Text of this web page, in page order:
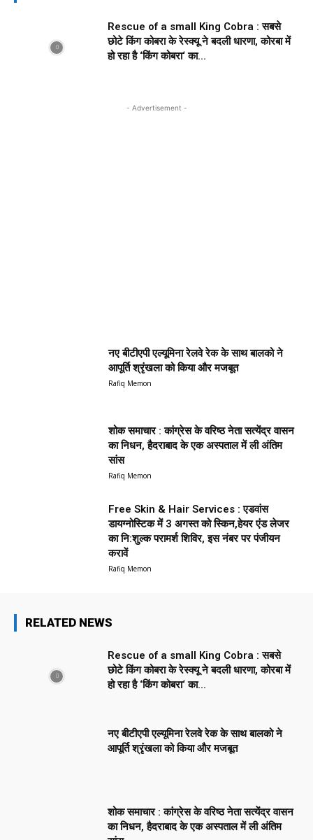
Rescue of a small King Cobra : सबसे
छोटे किंग कोबरा के रेस्क्यू ने बदली धारणा, कोरबा में
हो रहा है ‘किंग कोबरा‘ का...
- Advertisement -
नए बीटीएपी एल्यूमिना रेलवे रेक के साथ बालको ने
आपूर्ति श्रृंखला को किया और मजबूत
Rafiq Memon
शोक समाचार : कांग्रेस के वरिष्ठ नेता सत्येंद्र वासन
का निधन, हैदराबाद के एक अस्पताल में ली अंतिम
सांस
Rafiq Memon
Free Skin & Hair Services : एडवांस
डायग्नोस्टिक में 3 अगस्त को स्किन,हेयर एंड लेजर
का नि:शुल्क परामर्श शिविर, इस नंबर पर पंजीयन
करावें
Rafiq Memon
RELATED NEWS
Rescue of a small King Cobra : सबसे
छोटे किंग कोबरा के रेस्क्यू ने बदली धारणा, कोरबा में
हो रहा है ‘किंग कोबरा‘ का...
नए बीटीएपी एल्यूमिना रेलवे रेक के साथ बालको ने
आपूर्ति श्रृंखला को किया और मजबूत
शोक समाचार : कांग्रेस के वरिष्ठ नेता सत्येंद्र वासन
का निधन, हैदराबाद के एक अस्पताल में ली अंतिम